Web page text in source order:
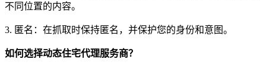
不同位置的内容。
3. 匿名：在抓取时保持匿名，并保护您的身份和意图。
如何选择动态住宅代理服务商？